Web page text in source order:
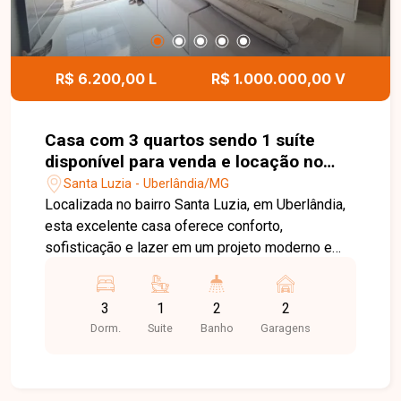
R$ 6.200,00 L R$ 1.000.000,00 V
Casa com 3 quartos sendo 1 suíte
disponível para venda e locação no
bairro Santa Luzia em Uberlândia-MG
Santa Luzia - Uberlândia/MG
Localizada no bairro Santa Luzia, em Uberlândia,
esta excelente casa oferece conforto,
sofisticação e lazer em um projeto moderno e
pontos da cidade e próxima a comércios e
serviços, a residência é ideal para quem busca
qualidade de vida e praticidade no dia a dia. Com
3
Dorm.
1
Suite
2
Banho
2
Garagens